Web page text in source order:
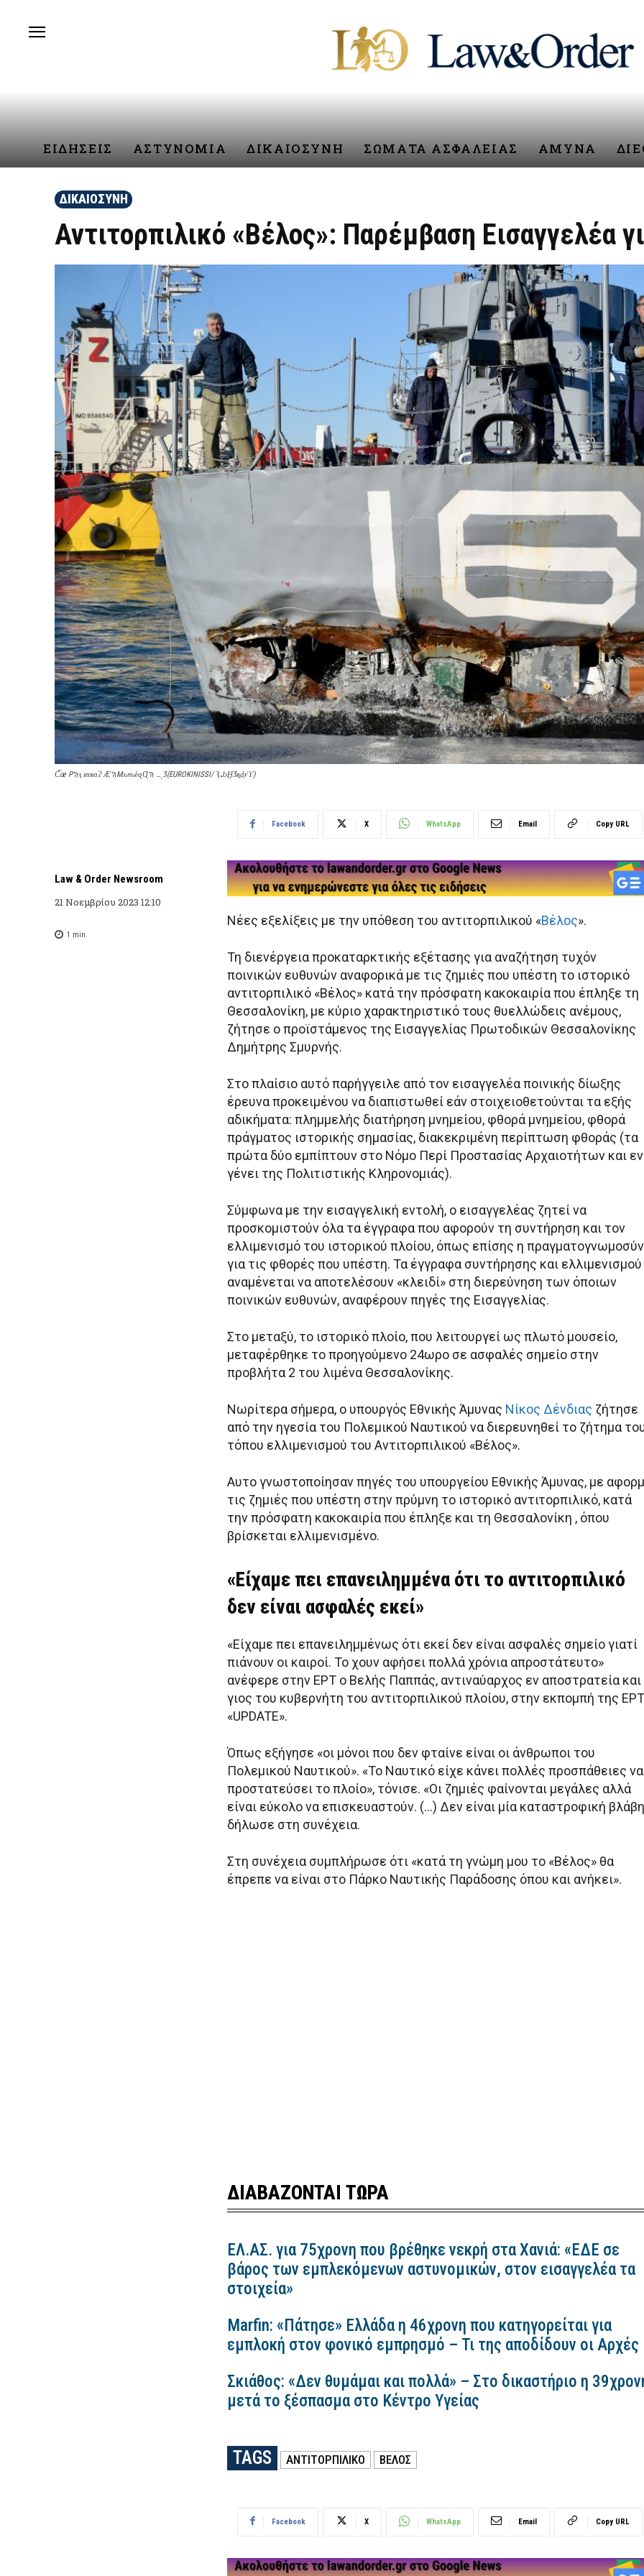
ΕΙΔΗΣΕΙΣ ΑΣΤΥΝΟΜΙΑ ΔΙΚΑΙΟΣΥΝΗ ΣΩΜΑΤΑ ΑΣΦΑΛΕΙΑΣ ΑΜΥΝΑ
ΔΙΚΑΙΟΣΥΝΗ
Αντιτορπιλικό «Βέλος»: Παρέμβαση Εισαγγελέα
Ƈ̉œ PϠԇ ʁʏʁɑɁ ӔϠMԉԏѐɋɊϠ …ˏӠ(EUROKINISSI/ ԆJɔӇӠʙ͓ԁ͔ɍϓ)
Law & Order Newsroom
21 Νοεμβρίου 2023 12:10
1 min.
Facebook X WhatsApp Email Copy URL
Νέες εξελίξεις με την υπόθεση του αντιτορπιλικού «Βέλος».
Τη διενέργεια προκαταρκτικής εξέτασης για αναζήτηση τυχόν
ποινικών ευθυνών αναφορικά με τις ζημιές που υπέστη το ιστορικό
αντιτορπιλικό «Βέλος» κατά την πρόσφατη κακοκαιρία που έπληξε τη
Θεσσαλονίκη, με κύριο χαρακτηριστικό τους θυελλώδεις ανέμους,
ζήτησε ο προϊστάμενος της Εισαγγελίας Πρωτοδικών Θεσσαλονίκης
Δημήτρης Σμυρνής.
Στο πλαίσιο αυτό παρήγγειλε από τον εισαγγελέα ποινικής δίωξης
έρευνα προκειμένου να διαπιστωθεί εάν στοιχειοθετούνται τα εξής
αδικήματα: πλημμελής διατήρηση μνημείου, φθορά μνημείου, φθορά
πράγματος ιστορικής σημασίας, διακεκριμένη περίπτωση φθοράς (τα
πρώτα δύο εμπίπτουν στο Νόμο Περί Προστασίας Αρχαιοτήτων και εν
γένει της Πολιτιστικής Κληρονομιάς).
Σύμφωνα με την εισαγγελική εντολή, ο εισαγγελέας ζητεί να
προσκομιστούν όλα τα έγγραφα που αφορούν τη συντήρηση και τον
ελλιμενισμό του ιστορικού πλοίου, όπως επίσης η
για τις φθορές που υπέστη. Τα έγγραφα συντήρησης και ελλιμενισμού
αναμένεται να αποτελέσουν «κλειδί» στη διερεύνηση των όποιων
ποινικών ευθυνών, αναφέρουν πηγές της Εισαγγελίας.
Στο μεταξύ, το ιστορικό πλοίο, που λειτουργεί ως πλωτό μουσείο,
μεταφέρθηκε το προηγούμενο 24ωρο σε ασφαλές σημείο στην
προβλήτα 2 του λιμένα Θεσσαλονίκης.
Νωρίτερα σήμερα, ο υπουργός Εθνικής Άμυνας Νίκος Δένδιας ζήτησε
από την ηγεσία του Πολεμικού Ναυτικού να διερευνηθεί το ζήτημα
τόπου ελλιμενισμού του Αντιτορπιλικού «Βέλος».
Αυτο γνωστοποίησαν πηγές του υπουργείου Εθνικής Άμυνας, με
τις ζημιές που υπέστη στην πρύμνη το ιστορικό αντιτορπιλικό, κατά
την πρόσφατη κακοκαιρία που έπληξε και τη Θεσσαλονίκη , όπου
βρίσκεται ελλιμενισμένο.
«Είχαμε πει επανειλημμένα ότι το αντιτορπιλικό
δεν είναι ασφαλές εκεί»
«Είχαμε πει επανειλημμένως ότι εκεί δεν είναι ασφαλές σημείο γιατί
πιάνουν οι καιροί. Το χουν αφήσει πολλά χρόνια απροστάτευτο»
ανέφερε στην ΕΡΤ ο Βελής Παππάς, αντιναύαρχος εν αποστρατεία και
γιος του κυβερνήτη του αντιτορπιλικού πλοίου, στην εκπομπή της ΕΡΤ
«UPDATE».
Όπως εξήγησε «οι μόνοι που δεν φταίνε είναι οι άνθρωποι του
Πολεμικού Ναυτικού». «Το Ναυτικό είχε κάνει πολλές προσπάθειες να
προστατεύσει το πλοίο», τόνισε. «Οι ζημιές φαίνονται μεγάλες αλλά
είναι εύκολο να επισκευαστούν. (…) Δεν είναι μία καταστροφική
δήλωσε στη συνέχεια.
Στη συνέχεια συμπλήρωσε ότι «κατά τη γνώμη μου το «Βέλος» θα
έπρεπε να είναι στο Πάρκο Ναυτικής Παράδοσης όπου και ανήκει».
ΔΙΑΒΑΖΟΝΤΑΙ ΤΩΡΑ
ΕΛ.ΑΣ. για 75χρονη που βρέθηκε νεκρή στα Χανιά: «ΕΔΕ σε
βάρος των εμπλεκόμενων αστυνομικών, στον εισαγγελέα τα
στοιχεία»
Marfin: «Πάτησε» Ελλάδα η 46χρονη που κατηγορείται για
εμπλοκή στον φονικό εμπρησμό – Τι της αποδίδουν οι Αρχές
Σκιάθος: «Δεν θυμάμαι και πολλά» – Στο δικαστήριο η
μετά το ξέσπασμα στο Κέντρο Υγείας
TAGS ΑΝΤΙΤΟΡΠΙΛΙΚΌ ΒΈΛΟΣ
Facebook X WhatsApp Email Copy URL